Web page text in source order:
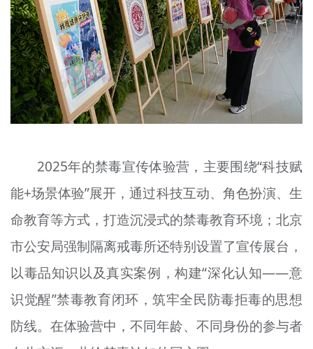
2025年的禁毒宣传体验营，主要围绕“科技赋
能+场景体验”展开，通过科技互动、角色扮演、生
命教育等方式，打造沉浸式的禁毒教育环境；北京
市公安局强制隔离戒毒所还特别设置了宣传展台，
以毒品知识以及真实案例，构建“深化认知——意
识觉醒”禁毒教育闭环，筑牢全民防毒拒毒的思想
防线。在体验营中，不同年龄、不同身份的参与者